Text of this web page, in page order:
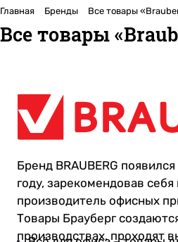
Главная Бренды Все товары
Все товары
Бренд BRAUBERG
году, зарекомендовав
производитель офисных
Товары Брауберг
производствах, проходят